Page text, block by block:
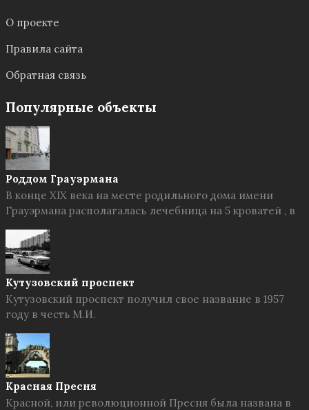
О проекте
Правила сайта
Обратная связь
Популярные объекты
Роддом Грауэрмана
В конце XIX века на месте родильного дома имени
Грауэрмана располагалась лечебница на 5 кроватей , в
Кутузовский проспект
Кутузовский проспект получил свое название в 1957
году в честь М.И.
Красная Пресня
Красной, или революционной Пресня была названа в